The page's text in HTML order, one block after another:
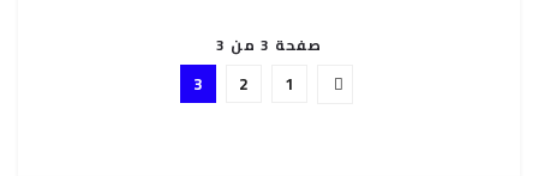
صفحة 3 من 3
1
2
3